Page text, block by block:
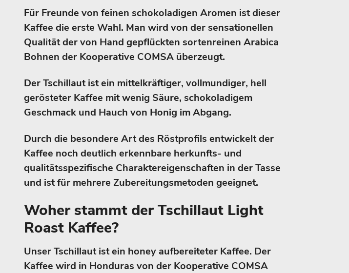
Für Freunde von feinen schokoladigen Aromen ist dieser
Kaffee die erste Wahl. Man wird von der sensationellen
Qualität der von Hand gepflückten sortenreinen Arabica
Bohnen der Kooperative COMSA überzeugt.
Der Tschillaut ist ein mittelkräftiger, vollmundiger, hell
gerösteter Kaffee mit wenig Säure, schokoladigem
Geschmack und Hauch von Honig im Abgang.
Durch die besondere Art des Röstprofils entwickelt der
Kaffee noch deutlich erkennbare herkunfts- und
qualitätsspezifische Charaktereigenschaften in der Tasse
und ist für mehrere Zubereitungsmetoden geeignet.
Woher stammt der Tschillaut Light
Roast Kaffee?
Unser Tschillaut ist ein honey aufbereiteter Kaffee. Der
Kaffee wird in Honduras von der Kooperative COMSA